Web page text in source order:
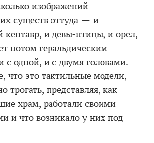
изображений
существ оттуда — и
кентавр, и девы-птицы, и орел,
потом геральдическим
одной, и с двумя головами.
что это тактильные модели,
трогать, представляя, как
храм, работали своими
и что возникало у них под